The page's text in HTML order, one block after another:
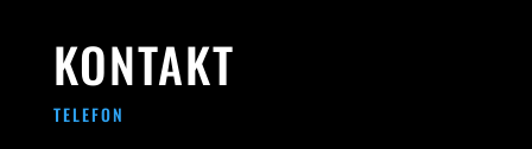
KONTAKT
TELEFON